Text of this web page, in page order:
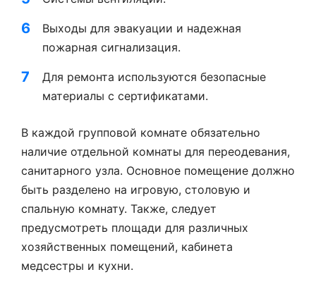
Выходы для эвакуации и надежная
пожарная сигнализация.
Для ремонта используются безопасные
материалы с сертификатами.
В каждой групповой комнате обязательно
наличие отдельной комнаты для переодевания,
санитарного узла. Основное помещение должно
быть разделено на игровую, столовую и
спальную комнату. Также, следует
предусмотреть площади для различных
хозяйственных помещений, кабинета
медсестры и кухни.